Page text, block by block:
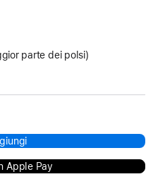
parte dei polsi)
Apple Pay